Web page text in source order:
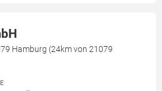
Hamburg (24km von 21079